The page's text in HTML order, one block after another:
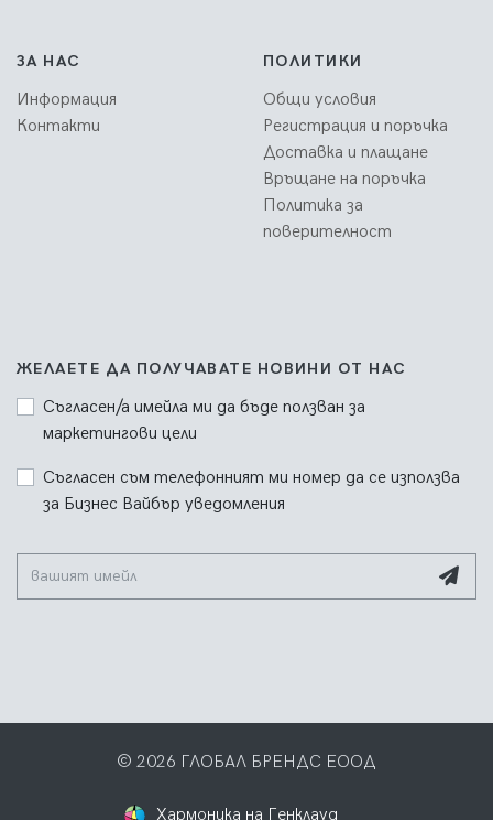
ЗА НАС
Информация
Контакти
ПОЛИТИКИ
Общи условия
Регистрация и поръчка
Доставка и плащане
Връщане на поръчка
Политика за
поверителност
ЖЕЛАЕТЕ ДА ПОЛУЧАВАТЕ НОВИНИ ОТ НАС
Съгласен/а имейла ми да бъде ползван за
маркетингови цели
Съгласен съм телефонният ми номер да се използва
за Бизнес Вайбър уведомления
© 2026 ГЛОБАЛ БРЕНДС ЕООД
Хармоника на Генклауд